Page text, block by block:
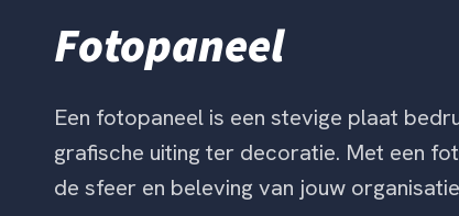
Fotopaneel
Een fotopaneel is een stevige plaat
grafische uiting ter decoratie. Met een
de sfeer en beleving van jouw